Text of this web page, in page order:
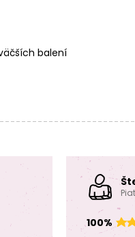
balení
100%